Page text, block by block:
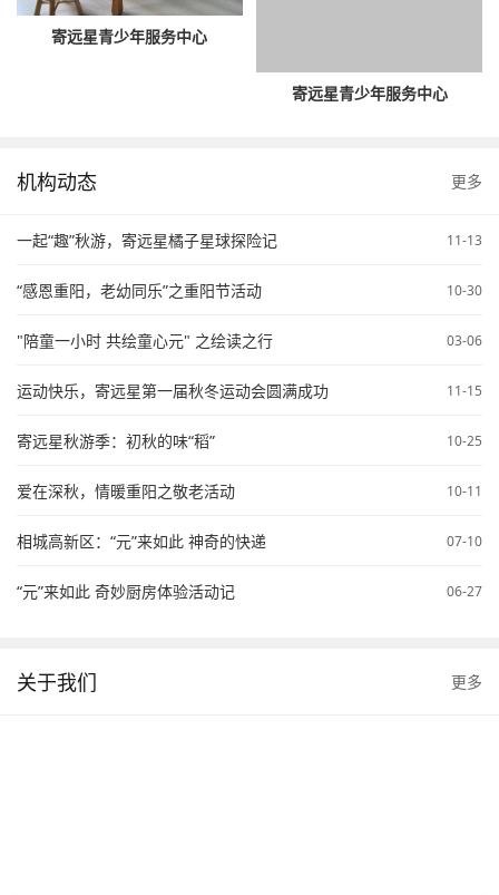
寄远星青少年服务中心
寄远星青少年服务中心
机构动态 更多
一起“趣”秋游，寄远星橘子星球探险记 11-13
“感恩重阳，老幼同乐”之重阳节活动 10-30
"陪童一小时 共绘童心元" 之绘读之行 03-06
运动快乐，寄远星第一届秋冬运动会圆满成功 11-15
寄远星秋游季：初秋的味“稻” 10-25
爱在深秋，情暖重阳之敬老活动 10-11
相城高新区：“元”来如此 神奇的快递 07-10
“元”来如此 奇妙厨房体验活动记 06-27
关于我们 更多